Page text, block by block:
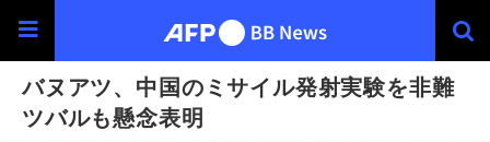
バヌアツ、中国のミサイル発射実験を非難
ツバルも懸念表明